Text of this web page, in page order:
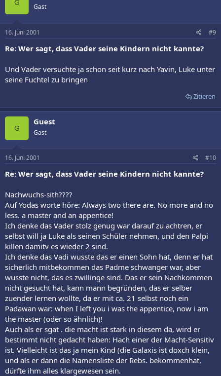
G Gast
16. Juni 2001 #9
Re: Wer sagt, dass Vader seine Kindern nicht kannte?
Und Vader versuchte ja schon seit kurz nach Yavin, Luke unter
seine Fuchtel zu bringen
Zitieren
G
Guest
Gast
16. Juni 2001 #10
Re: Wer sagt, dass Vader seine Kindern nicht kannte?
Nachwuchs-sith????
Auf Yodas worte höre: Always two there are. No more and no
less. a master and an appentice!
Ich denke das Vader stolz genug war darauf zu achtren, er
selbst will ja Luke als seinen Schüler nehmen, und den Palpi
killen damitv es wieder 2 sind.
Ich denke das Vadi wusste das er einen Sohn hat, denn er hat
sicherlich mitbekommen das Padme schwanger war, aber
wusste nicht, das es zwillinge sind. Das er sein Nachkommen
nicht gesucht hat, kann mann begründen, das er selber
zuender lernen wollte, da er mit ca. 21 selbst noch ein
Padawan war: when I left you i was the appentice, now i am
the master (oder so ähnlich)!
Auch als er sgat . die macht ist stark in diesem da, wird er
bestimmt nicht gedacht haben: Hach einer der Macht-Sensitiv
ist. Vielleicht ist das ja mein Kind (die Galaxis ist doxch klein,
und als er dann die Namensliste der Rebs. bekommenhat,
dürfte ihm alles klargewesen sein.